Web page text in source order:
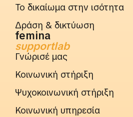
Το δικαίωμα στην ισότητα
Δράση & δικτύωση
femina
supportlab
Γνώρισέ μας
Κοινωνική στήριξη
Ψυχοκοινωνική στήριξη
Κοινωνική υπηρεσία